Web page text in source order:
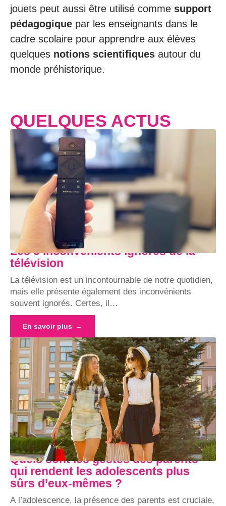
jouets peut aussi être utilisé comme support
pédagogique par les enseignants dans le
cadre scolaire pour apprendre aux élèves
quelques notions scientifiques autour du
monde préhistorique.
QUELQUES ACTUS
Les 5 inconvénients ignorés de la
télévision
La télévision est un incontournable de notre quotidien,
mais elle présente également des inconvénients
souvent ignorés. Certes, il…
En savoir plus
Quels sont les gestes des parents
qui rendent les adolescents plus
sûrs d’eux-mêmes ?
A l’adolescence, la présence des parents est cruciale,